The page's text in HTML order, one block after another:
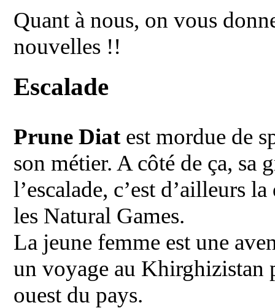
Quant à nous, on vous
nouvelles !!
Escalade
Prune Diatest mordue de
son métier. A côté de ça, sa
l’escalade, c’est d’ailleurs
les Natural Games.
La jeune femme est une
un voyage au Khirghizistan
ouest du pays.